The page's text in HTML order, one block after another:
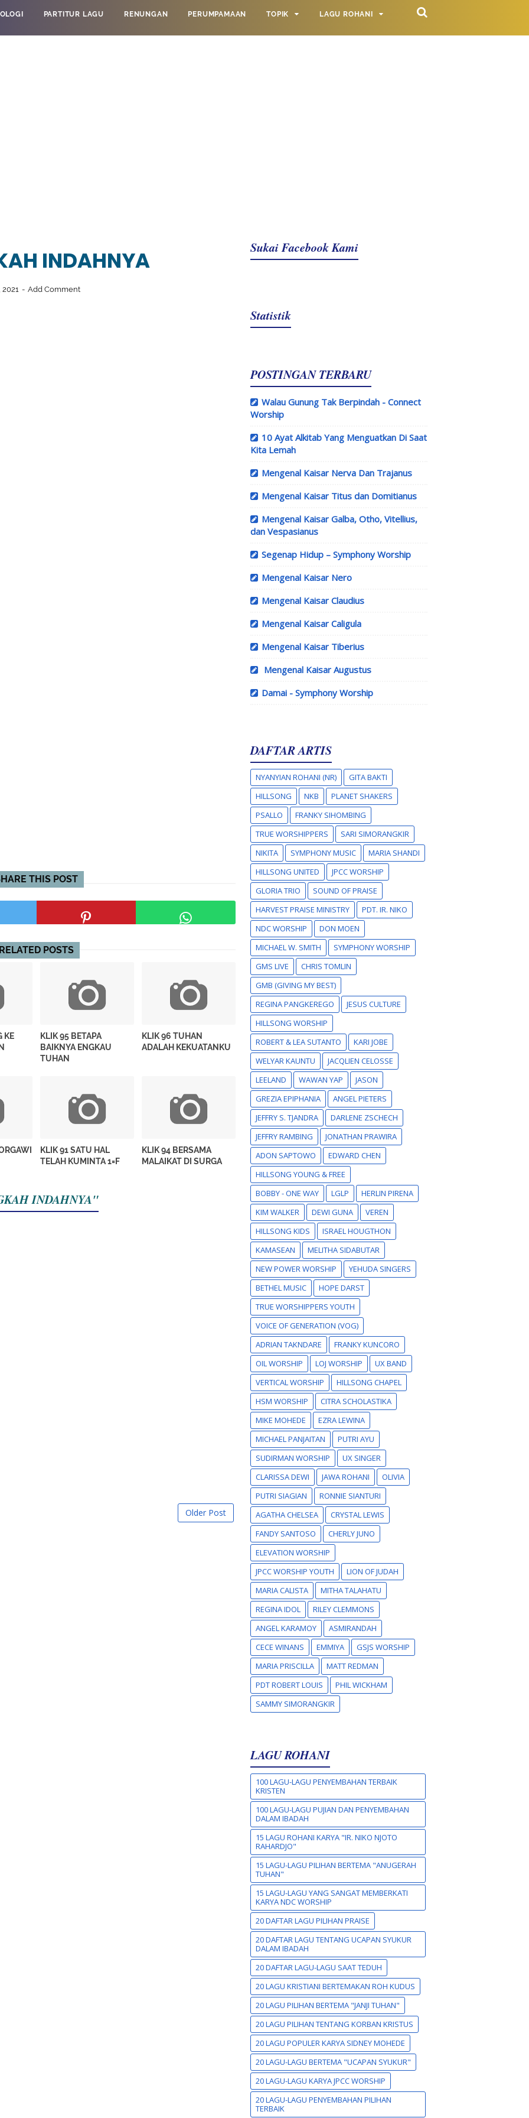
PARTITUR LAGU RENUNGAN PERUMPAMAAN TOPIK LAGU ROHANI
INDAHNYA
Add Comment
THIS POST
RELATED POSTS
KE
KLIK 95 BETAPA
BAIKNYA ENGKAU
TUHAN
KLIK 96 TUHAN
ADALAH KEKUATANKU
KLIK 91 SATU HAL
TELAH KUMINTA 1=F
KLIK 94 BERSAMA
MALAIKAT DI SURGA
INDAHNYA"
Older Post
Sukai Facebook Kami
Statistik
POSTINGAN TERBARU
Walau Gunung Tak Berpindah - Connect
Worship
10 Ayat Alkitab Yang Menguatkan Di Saat
Kita Lemah
Mengenal Kaisar Nerva Dan Trajanus
Mengenal Kaisar Titus dan Domitianus
Mengenal Kaisar Galba, Otho, Vitellius,
dan Vespasianus
Segenap Hidup – Symphony Worship
Mengenal Kaisar Nero
Mengenal Kaisar Claudius
Mengenal Kaisar Caligula
Mengenal Kaisar Tiberius
Mengenal Kaisar Augustus
Damai - Symphony Worship
DAFTAR ARTIS
NYANYIAN ROHANI (NR)
GITA BAKTI
HILLSONG
NKB
PLANET SHAKERS
PSALLO
FRANKY SIHOMBING
TRUE WORSHIPPERS
SARI SIMORANGKIR
NIKITA
SYMPHONY MUSIC
MARIA SHANDI
HILLSONG UNITED
JPCC WORSHIP
GLORIA TRIO
SOUND OF PRAISE
HARVEST PRAISE MINISTRY
PDT. IR. NIKO
NDC WORSHIP
DON MOEN
MICHAEL W. SMITH
SYMPHONY WORSHIP
GMS LIVE
CHRIS TOMLIN
GMB (GIVING MY BEST)
REGINA PANGKEREGO
JESUS CULTURE
HILLSONG WORSHIP
ROBERT & LEA SUTANTO
KARI JOBE
WELYAR KAUNTU
JACQLIEN CELOSSE
LEELAND
WAWAN YAP
JASON
GREZIA EPIPHANIA
ANGEL PIETERS
JEFFRY S. TJANDRA
DARLENE ZSCHECH
JEFFRY RAMBING
JONATHAN PRAWIRA
ADON SAPTOWO
EDWARD CHEN
HILLSONG YOUNG & FREE
BOBBY - ONE WAY
LGLP
HERLIN PIRENA
KIM WALKER
DEWI GUNA
VEREN
HILLSONG KIDS
ISRAEL HOUGTHON
KAMASEAN
MELITHA SIDABUTAR
NEW POWER WORSHIP
YEHUDA SINGERS
BETHEL MUSIC
HOPE DARST
TRUE WORSHIPPERS YOUTH
VOICE OF GENERATION (VOG)
ADRIAN TAKNDARE
FRANKY KUNCORO
OIL WORSHIP
LOJ WORSHIP
UX BAND
VERTICAL WORSHIP
HILLSONG CHAPEL
HSM WORSHIP
CITRA SCHOLASTIKA
MIKE MOHEDE
EZRA LEWINA
MICHAEL PANJAITAN
PUTRI AYU
SUDIRMAN WORSHIP
UX SINGER
CLARISSA DEWI
JAWA ROHANI
OLIVIA
PUTRI SIAGIAN
RONNIE SIANTURI
AGATHA CHELSEA
CRYSTAL LEWIS
FANDY SANTOSO
CHERLY JUNO
ELEVATION WORSHIP
JPCC WORSHIP YOUTH
LION OF JUDAH
MARIA CALISTA
MITHA TALAHATU
REGINA IDOL
RILEY CLEMMONS
ANGEL KARAMOY
ASMIRANDAH
CECE WINANS
EMMIYA
GSJS WORSHIP
MARIA PRISCILLA
MATT REDMAN
PDT ROBERT LOUIS
PHIL WICKHAM
SAMMY SIMORANGKIR
LAGU ROHANI
100 LAGU-LAGU PENYEMBAHAN TERBAIK
KRISTEN
100 LAGU-LAGU PUJIAN DAN PENYEMBAHAN
DALAM IBADAH
15 LAGU ROHANI KARYA "IR. NIKO NJOTO
RAHARDJO"
15 LAGU-LAGU PILIHAN BERTEMA "ANUGERAH
TUHAN"
15 LAGU-LAGU YANG SANGAT MEMBERKATI
KARYA NDC WORSHIP
20 DAFTAR LAGU PILIHAN PRAISE
20 DAFTAR LAGU TENTANG UCAPAN SYUKUR
DALAM IBADAH
20 DAFTAR LAGU-LAGU SAAT TEDUH
20 LAGU KRISTIANI BERTEMAKAN ROH KUDUS
20 LAGU PILIHAN BERTEMA "JANJI TUHAN"
20 LAGU PILIHAN TENTANG KORBAN KRISTUS
20 LAGU POPULER KARYA SIDNEY MOHEDE
20 LAGU-LAGU BERTEMA "UCAPAN SYUKUR"
20 LAGU-LAGU KARYA JPCC WORSHIP
20 LAGU-LAGU PENYEMBAHAN PILIHAN
TERBAIK